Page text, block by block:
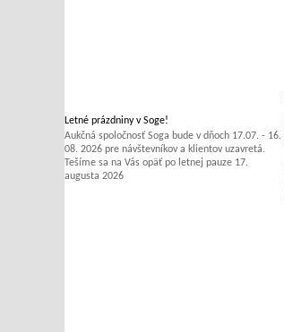
Letné prázdniny v Soge!
Aukčná spoločnosť Soga bude v dňoch 17.07. - 16.
08. 2026 pre návštevníkov a klientov uzavretá.
Tešíme sa na Vás opäť po letnej pauze 17.
augusta 2026